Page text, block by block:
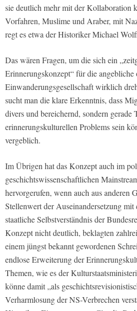
sie deutlich mehr mit der Kollaboration
Vorfahren, Muslime und Araber, mit
regt es etwa der Historiker Michael
Das wären Fragen, um die sich ein
Erinnerungskonzept“ für die angebliche
Einwanderungsgesellschaft wirklich
sucht man die klare Erkenntnis, dass
divers und bereichernd, sondern gerade
erinnerungskulturellen Problems sein
vergeblich.
Im Übrigen hat das Konzept auch im
geschichtswissenschaftlichen
hervorgerufen, wenn auch aus anderen
Stellenwert der Auseinandersetzung
staatliche Selbstverständnis der
Konzept nicht deutlich, beklagten
einem jüngst bekannt gewordenen
endlose Erweiterung der
Themen, wie es der
könne damit „als
Verharmlosung der NS-Verbrechen